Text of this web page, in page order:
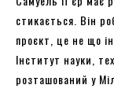
стикається. Він
проєкт, це не що
Інститут науки,
розташований у